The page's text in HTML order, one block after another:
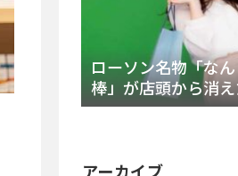
ローソン名物「な
棒」が店頭から消
当の理由と2025年
アーカイブ